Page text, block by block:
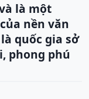
là một
nền văn
quốc gia sở
phong phú